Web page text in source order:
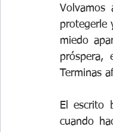
protegerle
miedo
próspera,
Terminas
El escrito
cuando